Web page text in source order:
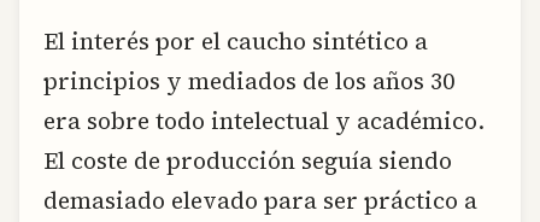
El interés por el caucho sintético a
principios y mediados de los años 30
era sobre todo intelectual y académico.
El coste de producción seguía siendo
demasiado elevado para ser práctico a